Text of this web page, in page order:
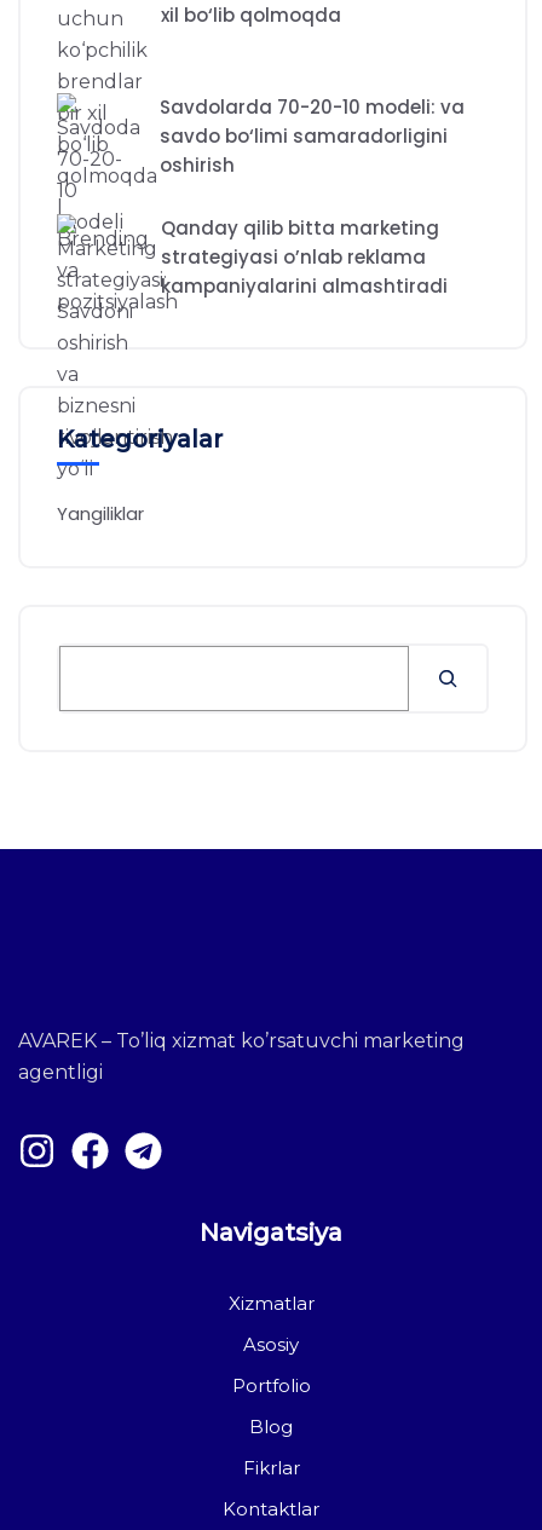
xil bo‘lib qolmoqda
Savdolarda 70-20-10 modeli: va
savdo bo‘limi samaradorligini
oshirish
Qanday qilib bitta marketing
strategiyasi o’nlab reklama
kampaniyalarini almashtiradi
Kategoriyalar
Yangiliklar
AVAREK – To’liq xizmat ko’rsatuvchi marketing
agentligi
Navigatsiya
Xizmatlar
Asosiy
Portfolio
Blog
Fikrlar
Kontaktlar